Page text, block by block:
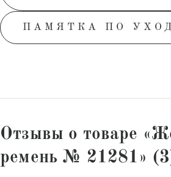
ПАМЯТКА ПО
Отзывы о товаре
ремень № 21281»